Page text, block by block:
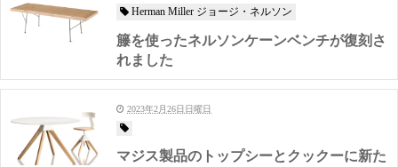
Herman Miller ジョージ・ネルソン
籐を使ったネルソンケーンベンチが復刻さ
れました
2023年2月26日日曜日
マジス製品のトップシーとクックーに新た